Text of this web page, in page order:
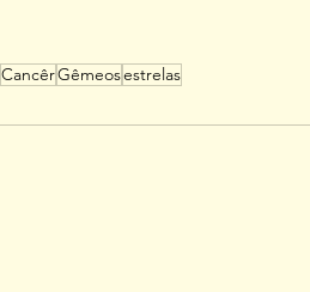
CancêrGêmeosestrelas